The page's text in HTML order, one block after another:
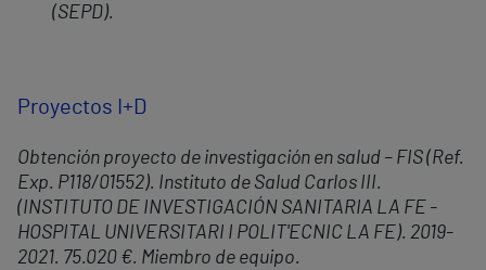
(SEPD).
Proyectos I+D
Obtención proyecto de investigación en salud – FIS (Ref.
Exp. P118/01552). Instituto de Salud Carlos III.
(INSTITUTO DE INVESTIGACIÓN SANITARIA LA FE -
HOSPITAL UNIVERSITARI I POLIT'ECNIC LA FE). 2019-
2021. 75.020 €. Miembro de equipo.